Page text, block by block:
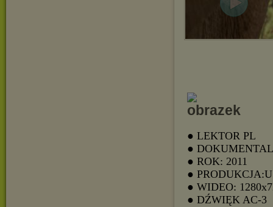
● LEKTOR PL
●
● ROK: 2011
●
● WIDEO:
● DŹWIĘK AC-3